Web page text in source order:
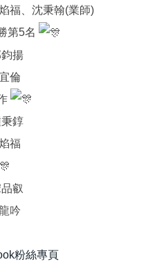
福、沈秉翰(業師)
第5名
揚
倫
錞
福
叡
吟
粉絲專頁